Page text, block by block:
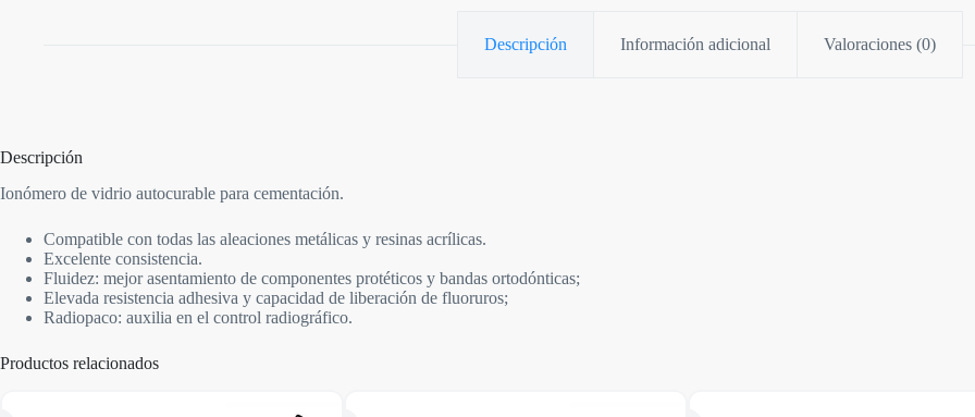
Descripción Información adicional Valoraciones (0)
Descripción
Ionómero de vidrio autocurable para cementación.
Compatible con todas las aleaciones metálicas y resinas acrílicas.
Excelente consistencia.
Fluidez: mejor asentamiento de componentes protéticos y bandas ortodónticas;
Elevada resistencia adhesiva y capacidad de liberación de fluoruros;
Radiopaco: auxilia en el control radiográfico.
Productos relacionados